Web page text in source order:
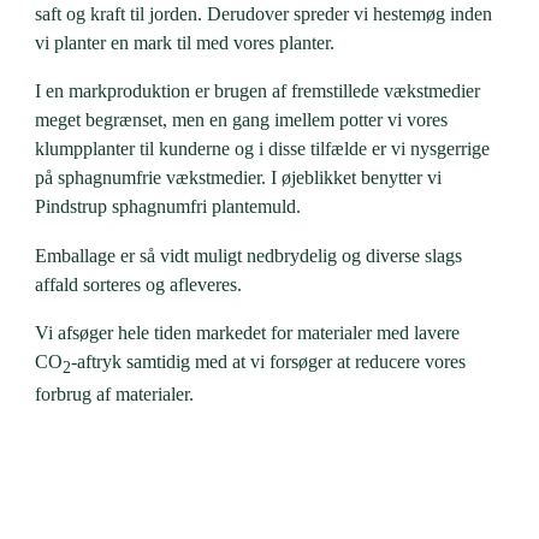
saft og kraft til jorden. Derudover spreder vi hestemøg inden
vi planter en mark til med vores planter.
I en markproduktion er brugen af fremstillede vækstmedier
meget begrænset, men en gang imellem potter vi vores
klumpplanter til kunderne og i disse tilfælde er vi nysgerrige
på sphagnumfrie vækstmedier. I øjeblikket benytter vi
Pindstrup sphagnumfri plantemuld.
Emballage er så vidt muligt nedbrydelig og diverse slags
affald sorteres og afleveres.
Vi afsøger hele tiden markedet for materialer med lavere
CO2-aftryk samtidig med at vi forsøger at reducere vores
forbrug af materialer.